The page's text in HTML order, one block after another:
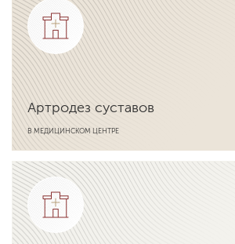
Артродез суставов
В МЕДИЦИНСКОМ ЦЕНТРЕ
Подробнее об услуге